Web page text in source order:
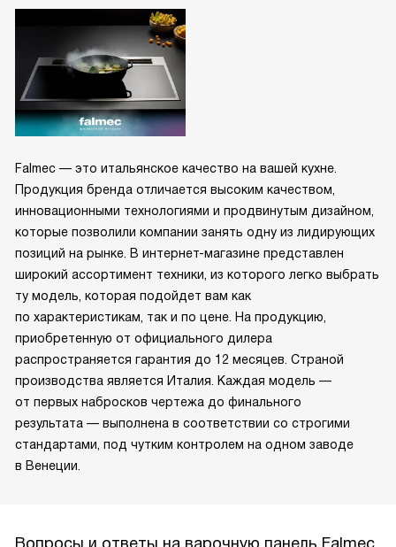
Falmec — это итальянское качество на вашей кухне.
Продукция бренда отличается высоким качеством,
инновационными технологиями и продвинутым дизайном,
которые позволили компании занять одну из лидирующих
позиций на рынке. В интернет-магазине представлен
широкий ассортимент техники, из которого легко выбрать
ту модель, которая подойдет вам как
по характеристикам, так и по цене. На продукцию,
приобретенную от официального дилера
распространяется гарантия до 12 месяцев. Страной
производства является Италия. Каждая модель —
от первых набросков чертежа до финального
результата — выполнена в соответствии со строгими
стандартами, под чутким контролем на одном заводе
в Венеции.